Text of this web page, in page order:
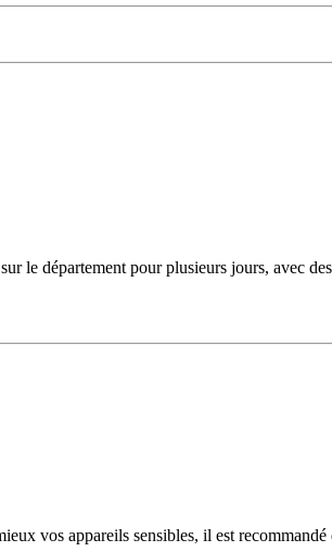
le département pour plusieurs jours, avec
vos appareils sensibles, il est recommandé